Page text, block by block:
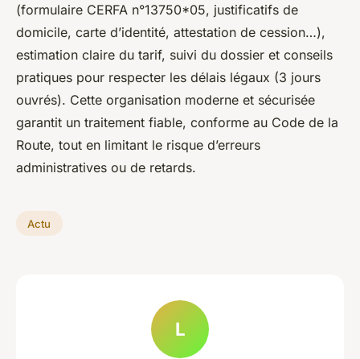
(formulaire CERFA n°13750*05, justificatifs de
domicile, carte d’identité, attestation de cession…),
estimation claire du tarif, suivi du dossier et conseils
pratiques pour respecter les délais légaux (3 jours
ouvrés). Cette organisation moderne et sécurisée
garantit un traitement fiable, conforme au Code de la
Route, tout en limitant le risque d’erreurs
administratives ou de retards.
Actu
L